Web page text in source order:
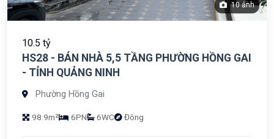
10 ảnh
10.5 tỷ
HS28 - BÁN NHÀ 5,5 TẦNG PHƯỜNG HỒNG GAI
- TỈNH QUẢNG NINH
Phường Hồng Gai
98.9m² 6PN 6WC Đông